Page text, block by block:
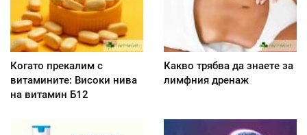
Когато прекалим с
витамините: Високи нива
на витамин Б12
Какво трябва да знаете за
лимфния дренаж